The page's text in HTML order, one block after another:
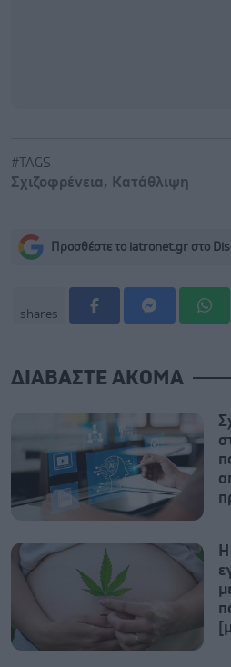
#TAGS
Σχιζοφρένεια, Κατάθλιψη
Προσθέστε το iatronet.gr στο
shares
ΔΙΑΒΑΣΤΕ ΑΚΟΜΑ